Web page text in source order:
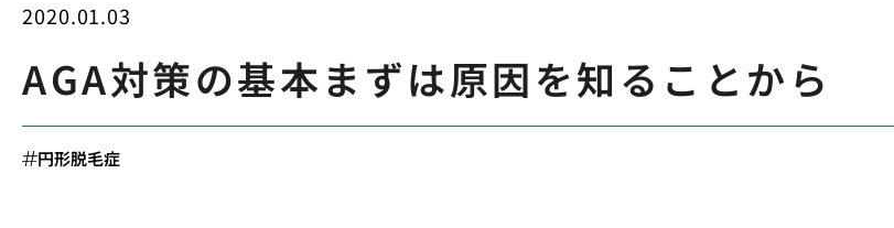
2020.01.03
AGA対策の基本まずは原因を知ることから
円形脱毛症